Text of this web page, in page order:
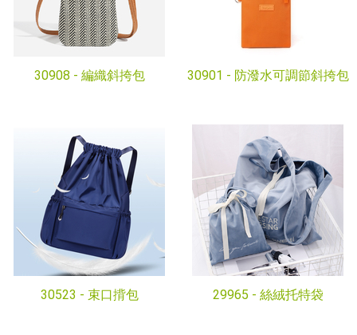
30908 - 編織斜挎包 30901 - 防潑水可調節斜挎包
30523 - 束口揹包 29965 - 絲絨托特袋